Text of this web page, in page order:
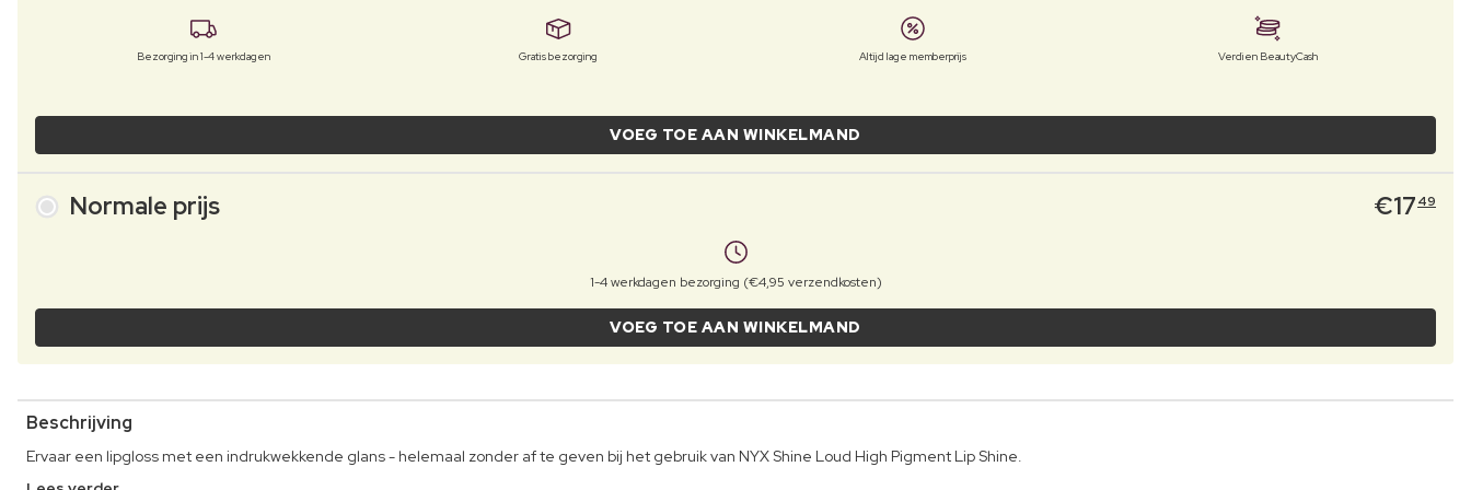
Bezorging in 1-4 werkdagen Gratis bezorging Altijd lage memberprijs Verdien BeautyCash
VOEG TOE AAN WINKELMAND
Normale prijs €17 49
1-4 werkdagen bezorging (€4,95 verzendkosten)
VOEG TOE AAN WINKELMAND
Beschrijving
Ervaar een lipgloss met een indrukwekkende glans - helemaal zonder af te geven bij het gebruik van NYX Shine Loud High Pigment Lip Shine.